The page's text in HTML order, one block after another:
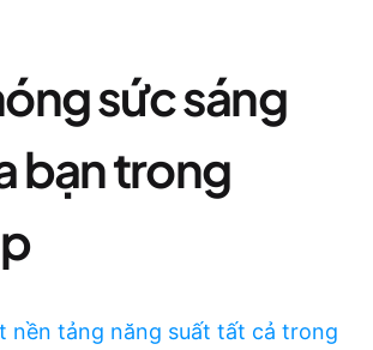
sức sáng
bạn trong
nền tảng năng suất tất cả trong